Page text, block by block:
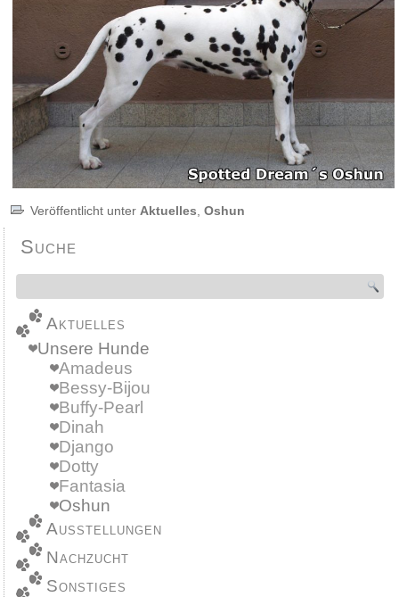
Veröffentlicht unter Aktuelles ,Oshun
Suche
Aktuelles
Unsere Hunde
Amadeus
Bessy-Bijou
Buffy-Pearl
Dinah
Django
Dotty
Fantasia
Oshun
Ausstellungen
Nachzucht
Sonstiges